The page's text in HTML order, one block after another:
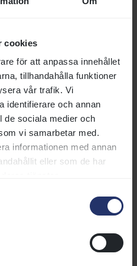
cookies
för att anpassa innehållet
tillhandahålla funktioner
vår trafik. Vi
identifierare och annan
de sociala medier och
vi samarbetar med.
informationen med annan
eller som de har
59
Lorenzo (l) 67
Per-Anders 64 84
77